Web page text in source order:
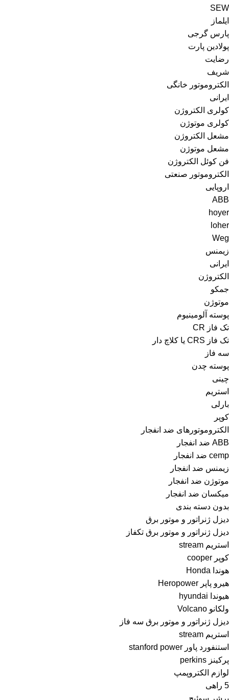
SEW
ایلماز
پارس گرجی
پولادین پارت
رضایت
شریف
الکتروموتور خانگی
ایرانی
کولری الکتروژن
کولری موتوژن
مشعل الکتروژن
مشعل موتوژن
فن کوئل الکتروژن
الکتروموتور صنعتی
اروپایی
ABB
hoyer
loher
Weg
زیمنس
ایرانی
الکتروژن
جمکو
موتوژن
پوسته آلومینیوم
تک فاز CR
تک فاز CRS یا کلاچ دار
سه فاز
پوسته چدن
چینی
استریم
بارلی
کوپر
الکتروموتورهای ضد انفجار
ABB ضد انفجار
cemp ضد انفجار
زیمنس ضد انفجار
موتوژن ضد انفجار
میکسان ضد انفجار
بدون دسته بندی
دیزل ژنراتور و موتور برق
دیزل ژنراتور و موتور برق تکفاز
استریم stream
کوپر cooper
هوندا Honda
هیرو پاپر Heropower
هیوندا hyundai
ولکانو Volcano
دیزل ژنراتور و موتور برق سه فاز
استریم stream
استنفورد پاور stanford power
پرکینز perkins
لوازم الکتروپمپ
5 راهی